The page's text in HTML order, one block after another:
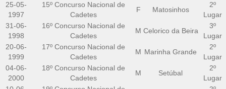
25-05-
1997
15º Concurso Nacional de
Cadetes
F Matosinhos
2º
Lugar
31-06-
1998
16º Concurso Nacional de
Cadetes
M Celorico da Beira
3º
Lugar
20-06-
1999
17º Concurso Nacional de
Cadetes
M Marinha Grande
2º
Lugar
04-06-
2000
18º Concurso Nacional de
Cadetes
M Setúbal
2º
Lugar